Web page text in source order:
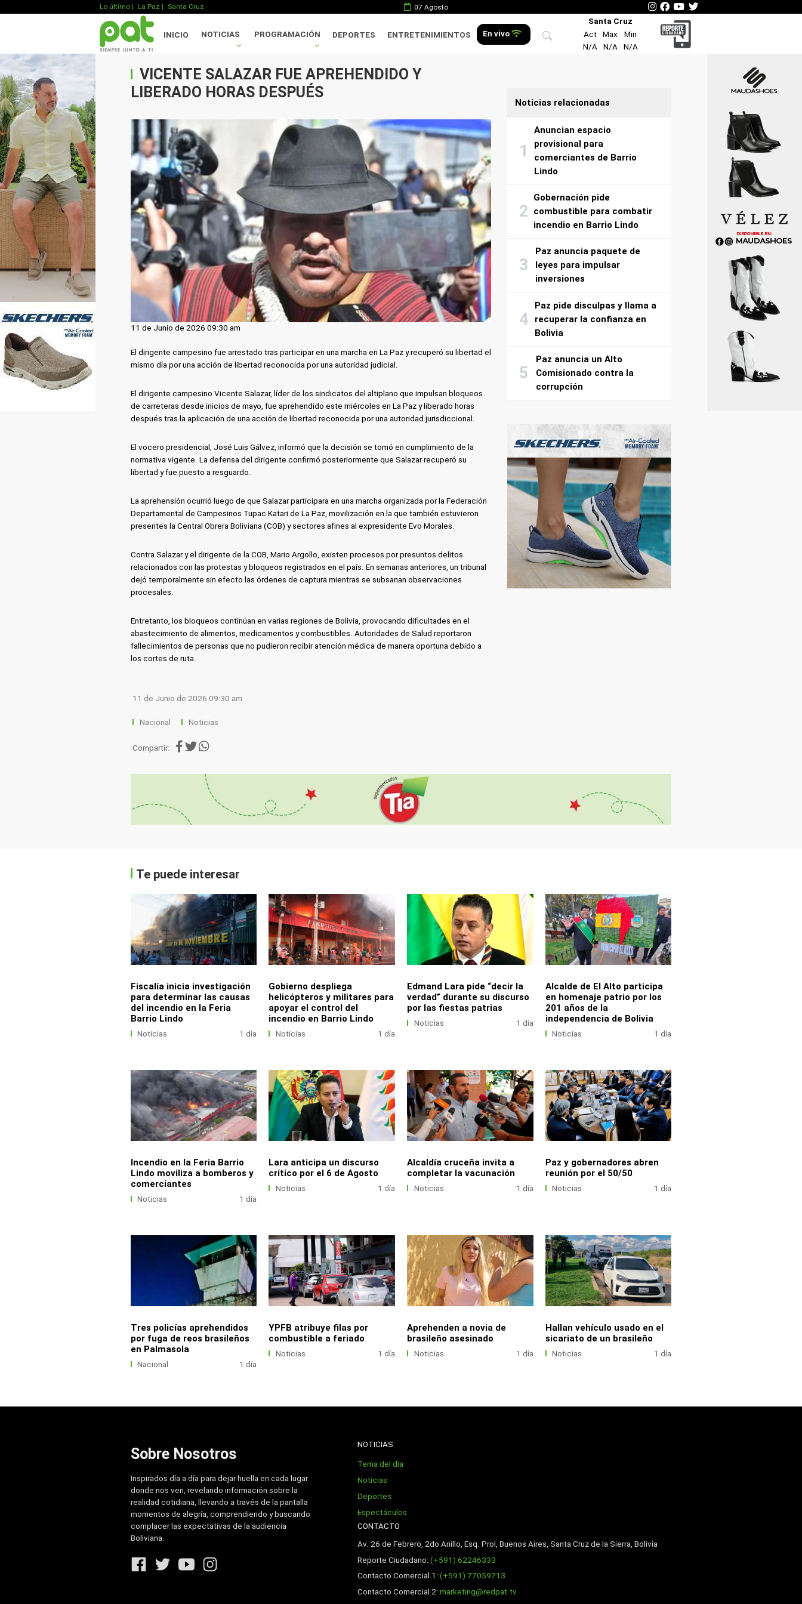
Lo último | La Paz | Santa Cruz 07 Agosto
INICIO NOTICIAS PROGRAMACIÓN DEPORTES ENTRETENIMIENTOS En vivo
Santa Cruz
Act
Max
Min
N/A
N/A N/A
VICENTE SALAZAR FUE APREHENDIDO Y
LIBERADO HORAS DESPUÉS
11 de Junio de 2026 09:30 am
El dirigente campesino fue arrestado tras participar en una marcha en La Paz y recuperó su libertad el
mismo día por una acción de libertad reconocida por una autoridad judicial.
El dirigente campesino Vicente Salazar, líder de los sindicatos del altiplano que impulsan bloqueos
de carreteras desde inicios de mayo, fue aprehendido este miércoles en La Paz y liberado horas
después tras la aplicación de una acción de libertad reconocida por una autoridad jurisdiccional.
El vocero presidencial, José Luis Gálvez, informó que la decisión se tomó en cumplimiento de la
normativa vigente. La defensa del dirigente confirmó posteriormente que Salazar recuperó su
libertad y fue puesto a resguardo.
La aprehensión ocurrió luego de que Salazar participara en una marcha organizada por la Federación
Departamental de Campesinos Tupac Katari de La Paz, movilización en la que también estuvieron
presentes la Central Obrera Boliviana (COB) y sectores afines al expresidente Evo Morales.
Contra Salazar y el dirigente de la COB, Mario Argollo, existen procesos por presuntos delitos
relacionados con las protestas y bloqueos registrados en el país. En semanas anteriores, un tribunal
dejó temporalmente sin efecto las órdenes de captura mientras se subsanan observaciones
procesales.
Entretanto, los bloqueos continúan en varias regiones de Bolivia, provocando dificultades en el
abastecimiento de alimentos, medicamentos y combustibles. Autoridades de Salud reportaron
fallecimientos de personas que no pudieron recibir atención médica de manera oportuna debido a
los cortes de ruta.
11 de Junio de 2026 09:30 am
Nacional Noticias
Compartir:
Noticias relacionadas
Anuncian espacio
provisional para
comerciantes de Barrio
Lindo
Gobernación pide
combustible para combatir
incendio en Barrio Lindo
Paz anuncia paquete de
leyes para impulsar
inversiones
Paz pide disculpas y llama a
recuperar la confianza en
Bolivia
Paz anuncia un Alto
Comisionado contra la
corrupción
Te puede interesar
Fiscalía inicia investigación
para determinar las causas
del incendio en la Feria
Barrio Lindo
Noticias 1 día
Gobierno despliega
helicópteros y militares para
apoyar el control del
incendio en Barrio Lindo
Noticias 1 día
Edmand Lara pide “decir la
verdad” durante su discurso
por las fiestas patrias
Noticias 1 día
Alcalde de El Alto participa
en homenaje patrio por los
201 años de la
independencia de Bolivia
Noticias 1 día
Incendio en la Feria Barrio
Lindo moviliza a bomberos y
comerciantes
Noticias 1 día
Lara anticipa un discurso
crítico por el 6 de Agosto
Noticias 1 día
Alcaldía cruceña invita a
completar la vacunación
Noticias 1 día
Paz y gobernadores abren
reunión por el 50/50
Noticias 1 día
Tres policías aprehendidos
por fuga de reos brasileños
en Palmasola
Nacional 1 día
YPFB atribuye filas por
combustible a feriado
Noticias 1 día
Aprehenden a novia de
brasileño asesinado
Noticias 1 día
Hallan vehículo usado en el
sicariato de un brasileño
Noticias 1 día
Sobre Nosotros
Inspirados día a día para dejar huella en cada lugar
donde nos ven, revelando información sobre la
realidad cotidiana, llevando a través de la pantalla
momentos de alegría, comprendiendo y buscando
complacer las expectativas de la audiencia
Boliviana.
NOTICIAS
Tema del día
Noticias
Deportes
Espectáculos
CONTACTO
Av. 26 de Febrero, 2do Anillo, Esq. Prol, Buenos Aires, Santa Cruz de la Sierra, Bolivia
Reporte Ciudadano:(+591) 62246333
Contacto Comercial 1:(+591) 77059713
Contacto Comercial 2:marketing@redpat.tv